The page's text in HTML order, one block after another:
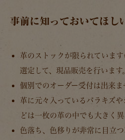
事前に知っておいてほし
革のストックが限られていま
選定して、現品販売を行います。
個別でのオーダー受付は出来ま
革に元々入っているバラキズ
どは一枚の革の中でも大きく異
色落ち、色移りが非常に目立